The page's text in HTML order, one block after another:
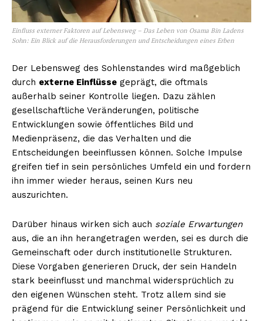
Einfluss externer Faktoren auf Lebensweg – Das Leben von Osama Bin Ladens
Sohn: Ein Blick auf die Herausforderungen und Entscheidungen eines Erben
Der Lebensweg des Sohlenstandes wird maßgeblich
durch externe Einflüsse geprägt, die oftmals
außerhalb seiner Kontrolle liegen. Dazu zählen
gesellschaftliche Veränderungen, politische
Entwicklungen sowie öffentliches Bild und
Medienpräsenz, die das Verhalten und die
Entscheidungen beeinflussen können. Solche Impulse
greifen tief in sein persönliches Umfeld ein und fordern
ihn immer wieder heraus, seinen Kurs neu
auszurichten.
Darüber hinaus wirken sich auch soziale Erwartungen
aus, die an ihn herangetragen werden, sei es durch die
Gemeinschaft oder durch institutionelle Strukturen.
Diese Vorgaben generieren Druck, der sein Handeln
stark beeinflusst und manchmal widersprüchlich zu
den eigenen Wünschen steht. Trotz allem sind sie
prägend für die Entwicklung seiner Persönlichkeit und